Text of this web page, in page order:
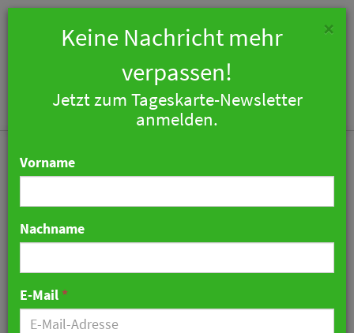
Bei Hilton kocht jetzt der
Chef – Videoreihe mit CEO
Chris Nassetta gestartet
×
Keine Nachricht mehr
verpassen!
Jetzt zum Tageskarte-Newsletter
anmelden.
Vorname
Nachname
E-Mail *